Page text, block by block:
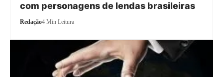
com personagens de lendas brasileiras
Redação4 Min Leitura